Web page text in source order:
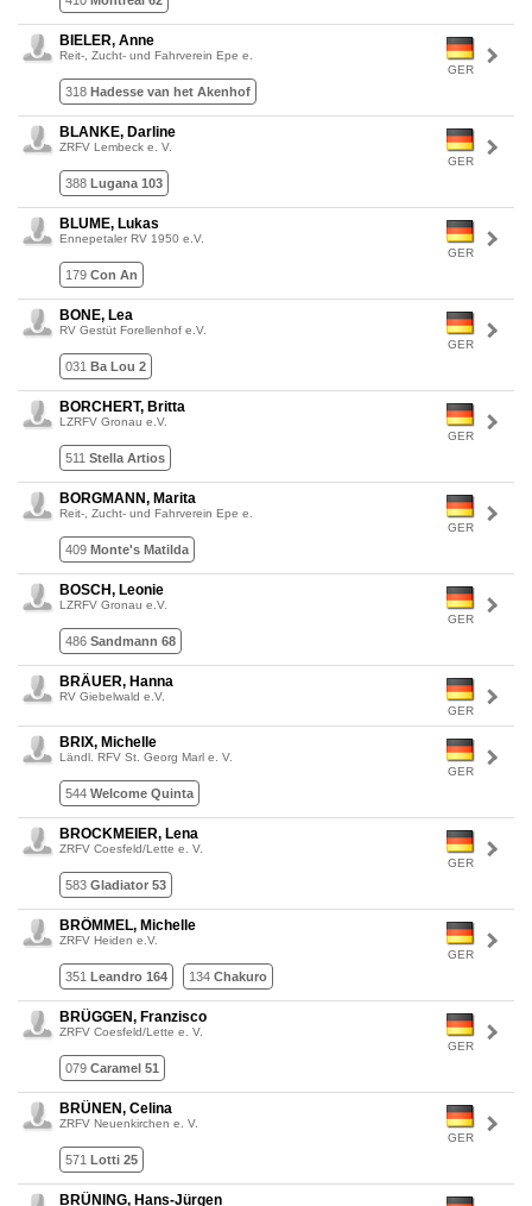
GER
BIELER, Anne
Reit-, Zucht- und Fahrverein Epe e.
318 Hadesse van het Akenhof
GER
BLANKE, Darline
ZRFV Lembeck e. V.
388 Lugana 103
GER
BLUME, Lukas
Ennepetaler RV 1950 e.V.
179 Con An
GER
BONE, Lea
RV Gestüt Forellenhof e.V.
031 Ba Lou 2
GER
BORCHERT, Britta
LZRFV Gronau e.V.
511 Stella Artios
GER
BORGMANN, Marita
Reit-, Zucht- und Fahrverein Epe e.
409 Monte's Matilda
GER
BOSCH, Leonie
LZRFV Gronau e.V.
486 Sandmann 68
GER
BRÄUER, Hanna
RV Giebelwald e.V.
GER
BRIX, Michelle
Ländl. RFV St. Georg Marl e. V.
544 Welcome Quinta
GER
BROCKMEIER, Lena
ZRFV Coesfeld/Lette e. V.
583 Gladiator 53
GER
BRÖMMEL, Michelle
ZRFV Heiden e.V.
351 Leandro 164 134 Chakuro
GER
BRÜGGEN, Franzisco
ZRFV Coesfeld/Lette e. V.
079 Caramel 51
GER
BRÜNEN, Celina
ZRFV Neuenkirchen e. V.
571 Lotti 25
BRÜNING, Hans-Jürgen